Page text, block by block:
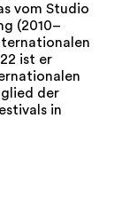
vom Studio
(2010–
ist er
der
in